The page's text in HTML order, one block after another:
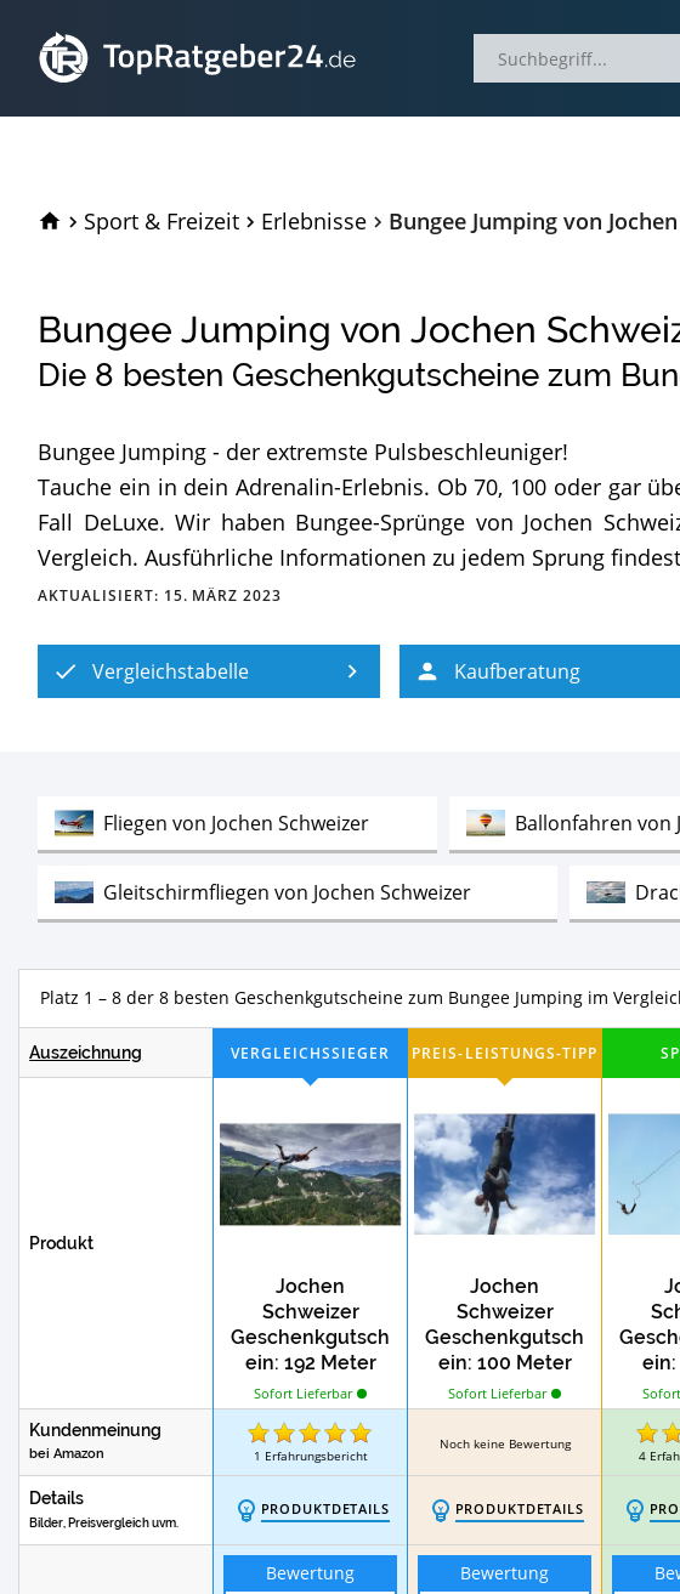
TopRatgeber24.de
Sport & Freizeit Erlebnisse Bungee Jumping von
Bungee Jumping von Jochen
Die 8 besten Geschenkgutscheine zum
Bungee Jumping - der extremste Pulsbeschleuniger!
Tauche ein in dein Adrenalin-Erlebnis. Ob 70, 100 oder gar
Fall DeLuxe. Wir haben Bungee-Sprünge von Jochen
Vergleich. Ausführliche Informationen zu jedem Sprung
AKTUALISIERT: 15. MÄRZ 2023
Vergleichstabelle Kaufberatung
Fliegen von Jochen SchweizerTest Ballonfahren von
Gleitschirmfliegen von Jochen SchweizerTest
Panzerfahren von Jochen SchweizerTest Baggern
Weinprobe von Jochen Schweizer Test
Platz 1 – 7 der 8 besten Geschenkgutscheine zum
Auszeichnung
Produkt
Jochen
Schweizer
Geschenkgutsch
ein: 192 Meter
Bungy-Sprung
von der
Europabrücke
Sofort Lieferbar
Jochen
Schweizer
Geschenkgutsch
ein: 100 Meter
Tandem-Bungee
in Düsseldorf
Sofort Lieferbar
Kundenmeinung
bei Amazon 1 Erfahrungsbericht
Noch keine Bewertung
4
Details
Bilder, Preisvergleich uvm.
PRODUKTDETAILS PRODUKTDETAILS
Bewertung Bewertung